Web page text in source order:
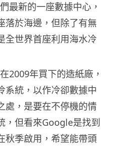
最新的一座數據中心，
落於海邊，但除了有無
全世界首座利用海水冷
2009年買下的造紙廠，
系統，以作冷卻數據中
處，是要在不停機的情
，但看來Google是找到
秋季啟用，希望能帶頭